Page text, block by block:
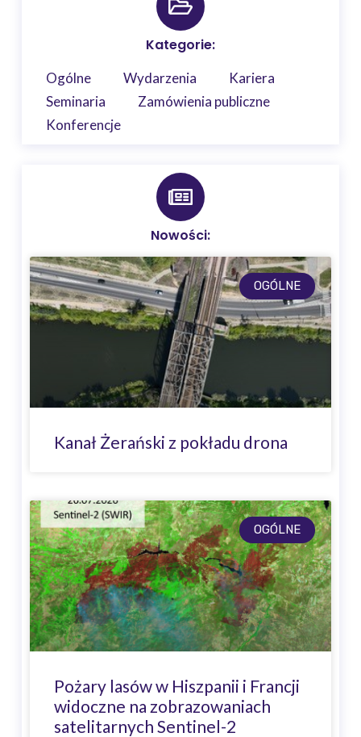
Kategorie:
Ogólne Wydarzenia
Kariera
Seminaria
Zamówienia publiczne
Konferencje
Nowości:
OGÓLNE
Kanał Żerański z pokładu drona
OGÓLNE
Pożary lasów w Hiszpanii i Francji
widoczne na zobrazowaniach
satelitarnych Sentinel-2